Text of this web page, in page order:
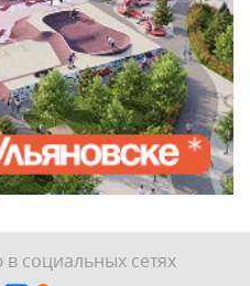
социальных сетях